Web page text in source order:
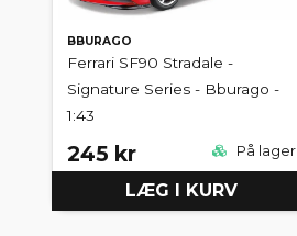
BBURAGO
Ferrari SF90 Stradale -
Signature Series - Bburago -
1:43
245 kr På lager
LÆG I KURV